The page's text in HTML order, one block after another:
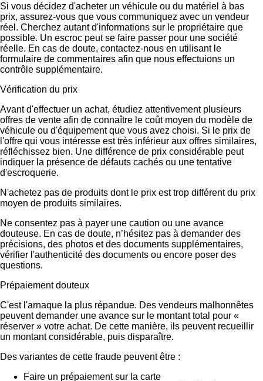
Si vous décidez d'acheter un véhicule ou du matériel à bas
prix, assurez-vous que vous communiquez avec un vendeur
réel. Cherchez autant d'informations sur le propriétaire que
possible. Un escroc peut se faire passer pour une société
réelle. En cas de doute, contactez-nous en utilisant le
formulaire de commentaires afin que nous effectuions un
contrôle supplémentaire.
Vérification du prix
Avant d'effectuer un achat, étudiez attentivement plusieurs
offres de vente afin de connaître le coût moyen du modèle de
véhicule ou d'équipement que vous avez choisi. Si le prix de
l'offre qui vous intéresse est très inférieur aux offres similaires,
réfléchissez bien. Une différence de prix considérable peut
indiquer la présence de défauts cachés ou une tentative
d'escroquerie.
N'achetez pas de produits dont le prix est trop différent du prix
moyen de produits similaires.
Ne consentez pas à payer une caution ou une avance
douteuse. En cas de doute, n’hésitez pas à demander des
précisions, des photos et des documents supplémentaires,
vérifier l'authenticité des documents ou encore poser des
questions.
Prépaiement douteux
C'est l'arnaque la plus répandue. Des vendeurs malhonnêtes
peuvent demander une avance sur le montant total pour «
réserver » votre achat. De cette manière, ils peuvent recueillir
un montant considérable, puis disparaître.
Des variantes de cette fraude peuvent être :
Faire un prépaiement sur la carte